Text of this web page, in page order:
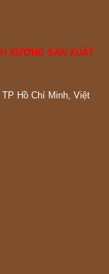
XƯỞNG SẢN XUẤT
Hồ Chí Minh, Việt